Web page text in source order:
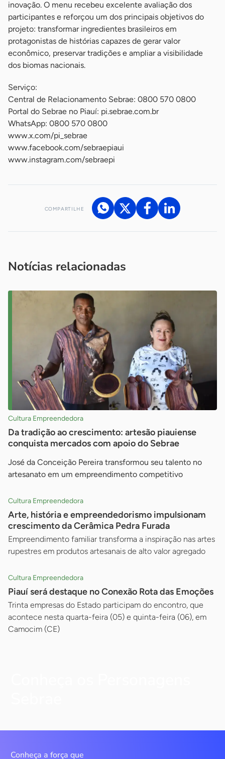
inovação. O menu recebeu excelente avaliação dos
participantes e reforçou um dos principais objetivos do
projeto: transformar ingredientes brasileiros em
protagonistas de histórias capazes de gerar valor
econômico, preservar tradições e ampliar a visibilidade
dos biomas nacionais.
Serviço:
Central de Relacionamento Sebrae: 0800 570 0800
Portal do Sebrae no Piauí: pi.sebrae.com.br
WhatsApp: 0800 570 0800
www.x.com/pi_sebrae
www.facebook.com/sebraepiaui
www.instagram.com/sebraepi
COMPARTILHE
Notícias relacionadas
Cultura Empreendedora
Da tradição ao crescimento: artesão piauiense
conquista mercados com apoio do Sebrae
José da Conceição Pereira transformou seu talento no
artesanato em um empreendimento competitivo
Cultura Empreendedora
Arte, história e empreendedorismo impulsionam
crescimento da Cerâmica Pedra Furada
Empreendimento familiar transforma a inspiração nas artes
rupestres em produtos artesanais de alto valor agregado
Cultura Empreendedora
Piauí será destaque no Conexão Rota das Emoções
Trinta empresas do Estado participam do encontro, que
acontece nesta quarta-feira (05) e quinta-feira (06), em
Camocim (CE)
Conheça a força que